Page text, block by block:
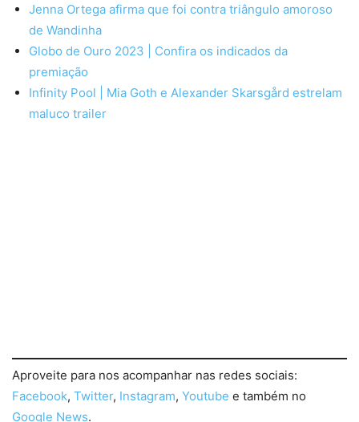
Jenna Ortega afirma que foi contra triângulo amoroso
de Wandinha
Globo de Ouro 2023 | Confira os indicados da
premiação
Infinity Pool | Mia Goth e Alexander Skarsgård estrelam
maluco trailer
Aproveite para nos acompanhar nas redes sociais:
Facebook, Twitter, Instagram, Youtube e também no
Google News.